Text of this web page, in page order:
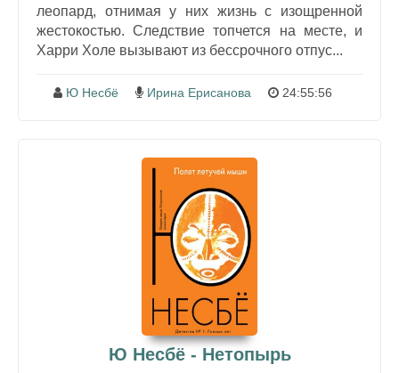
леопард, отнимая у них жизнь с изощренной
жестокостью. Следствие топчется на месте, и
Харри Холе вызывают из бессрочного отпус...
Ю Несбё Ирина Ерисанова 24:55:56
Ю Несбё - Нетопырь